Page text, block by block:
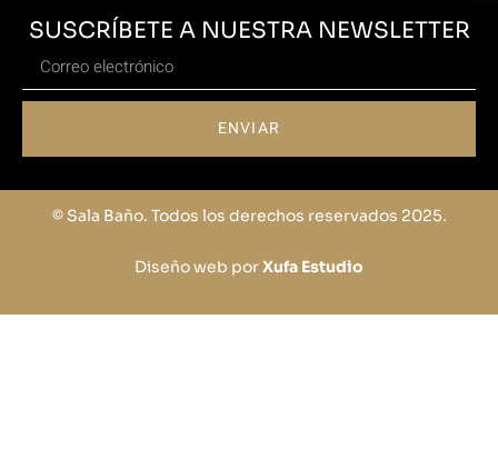
SUSCRÍBETE A NUESTRA NEWSLETTER
ENVIAR
© Sala Baño. Todos los derechos reservados 2025.
Diseño web porXufa Estudio